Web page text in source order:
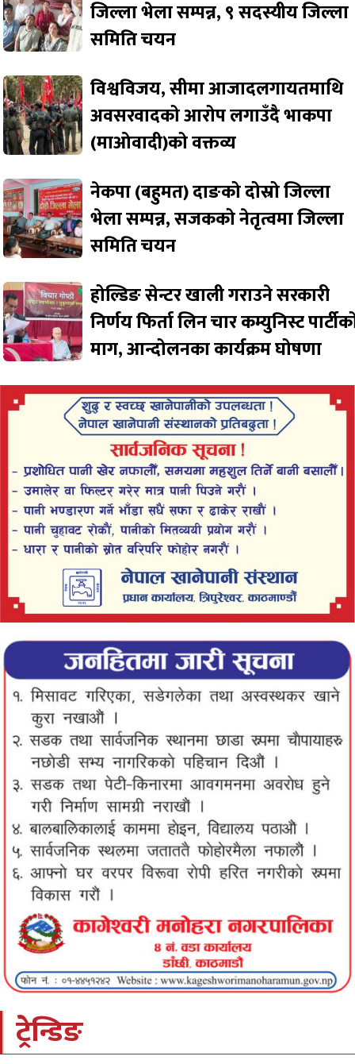
जिल्ला भेला सम्पन्न, ९ सदस्यीय जिल्ला
समिति चयन
विश्वविजय, सीमा आजादलगायतमाथि
अवसरवादको आरोप लगाउँदै भाकपा
(माओवादी)को वक्तव्य
नेकपा (बहुमत) दाङको दोस्रो जिल्ला
भेला सम्पन्न, सजकको नेतृत्वमा जिल्ला
समिति चयन
होल्डिङ सेन्टर खाली गराउने सरकारी
निर्णय फिर्ता लिन चार कम्युनिस्ट
माग, आन्दोलनका कार्यक्रम घोषणा
ट्रेन्डिङ